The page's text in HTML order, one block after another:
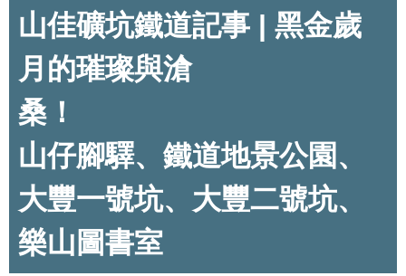
山佳礦坑鐵道記事 | 黑金歲
月的璀璨與滄
桑
山仔腳驛、鐵道地景公園、
大豐一號坑、大豐二號坑、
樂山圖書室